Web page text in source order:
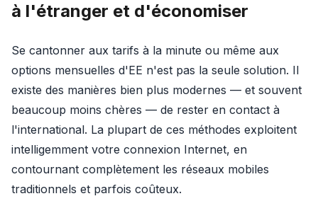
à l'étranger et d'économiser
Se cantonner aux tarifs à la minute ou même aux
options mensuelles d'EE n'est pas la seule solution. Il
existe des manières bien plus modernes — et souvent
beaucoup moins chères — de rester en contact à
l'international. La plupart de ces méthodes exploitent
intelligemment votre connexion Internet, en
contournant complètement les réseaux mobiles
traditionnels et parfois coûteux.